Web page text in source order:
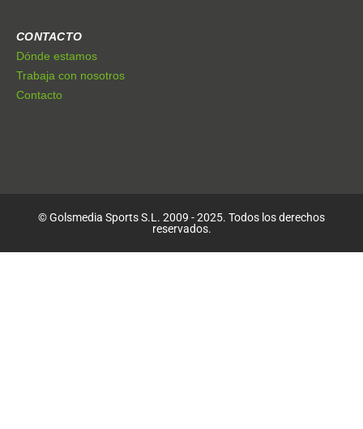
CONTACTO
Dónde estamos
Trabaja con nosotros
Contacto
© Golsmedia Sports S.L. 2009 - 2025. Todos los derechos
reservados.